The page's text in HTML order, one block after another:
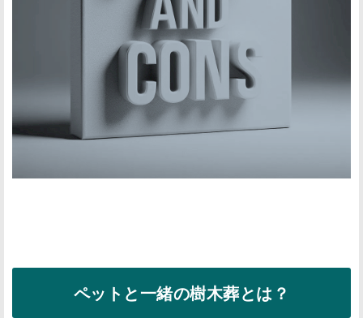
ペットと一緒の樹木葬とは？